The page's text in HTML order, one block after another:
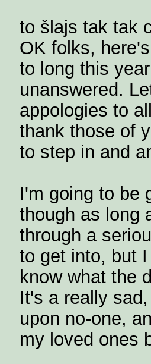
to šlajs tak tak
OK folks,
to long this
unanswered.
appologies to
thank those of
to step in and
I'm going to be
though as long
through a
to get into, but
know what the
It's a really
upon no-one,
my loved ones